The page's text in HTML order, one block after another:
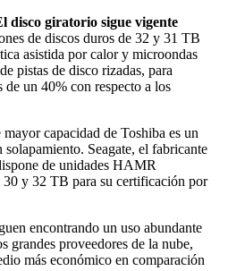
disco giratorio sigue vigente
de discos duros de 32 y 31 TB
asistida por calor y microondas
pistas de disco rizadas, para
de un 40% con respecto a los
capacidad de Toshiba es un
Seagate, el fabricante
de unidades HAMR
y 32 TB para su certificación por
encontrando un uso abundante
grandes proveedores de la nube,
más económico en comparación